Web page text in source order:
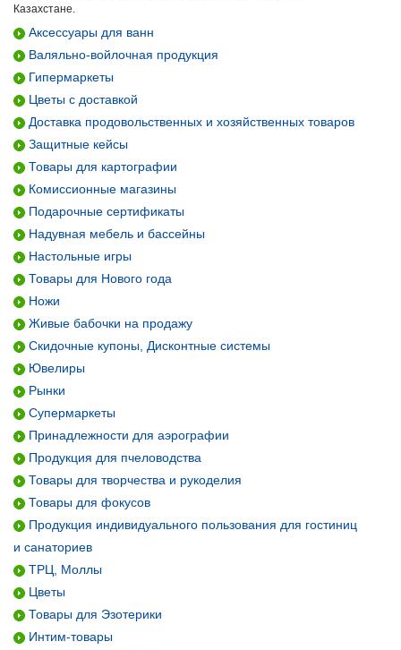
Казахстане.
Аксессуары для ванн
Валяльно-войлочная продукция
Гипермаркеты
Цветы с доставкой
Доставка продовольственных и хозяйственных товаров
Защитные кейсы
Товары для картографии
Комиссионные магазины
Подарочные сертификаты
Надувная мебель и бассейны
Настольные игры
Товары для Нового года
Ножи
Живые бабочки на продажу
Скидочные купоны, Дисконтные системы
Ювелиры
Рынки
Супермаркеты
Принадлежности для аэрографии
Продукция для пчеловодства
Товары для творчества и рукоделия
Товары для фокусов
Продукция индивидуального пользования для гостиниц
и санаториев
ТРЦ, Моллы
Цветы
Товары для Эзотерики
Интим-товары